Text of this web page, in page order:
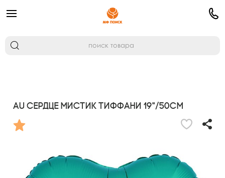
AU Сердце Мистик Тиффани 19"/50см